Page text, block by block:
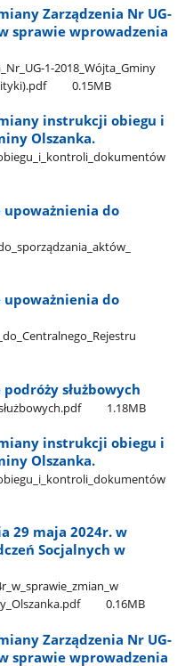
Zarządzenia Nr UG-
sprawie wprowadzenia
1-2018​_Wójta​_Gminy​
0.15MB
instrukcji obiegu i
Olszanka.
upoważnienia do
upoważnienia do
służbowych
1.18MB
instrukcji obiegu i
Olszanka.
29 maja 2024r. w
Socjalnych w
0.16MB
Zarządzenia Nr UG-
sprawie wprowadzenia